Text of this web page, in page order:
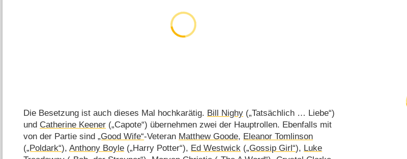
Die Besetzung ist auch dieses Mal hochkarätig. Bill Nighy („Tatsächlich … Liebe“)
und Catherine Keener („Capote“) übernehmen zwei der Hauptrollen. Ebenfalls mit
von der Partie sind„Good Wife“-Veteran Matthew Goode, Eleanor Tomlinson
(„Poldark“),Anthony Boyle („Harry Potter“), Ed Westwick („Gossip Girl“), Luke